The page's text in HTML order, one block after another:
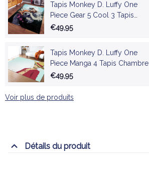
Tapis Monkey D. Luffy One
Piece Gear 5 Cool 3 Tapis
Chambre
€49,95
Tapis Monkey D. Luffy One
Piece Manga 4 Tapis Chambre
€49,95
Voir plus de produits
Détails du produit